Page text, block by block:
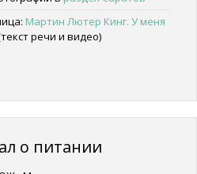
Мартин Лютер Кинг. У меня
речи и видео)
о питании